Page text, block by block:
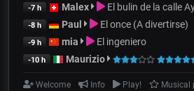
-7 h Malex El bulin de la calle
-8 h Paul El once (A divertirse)
-9 h mia El ingeniero
-10 h Maurizio
Welcome Info Play!
Musical